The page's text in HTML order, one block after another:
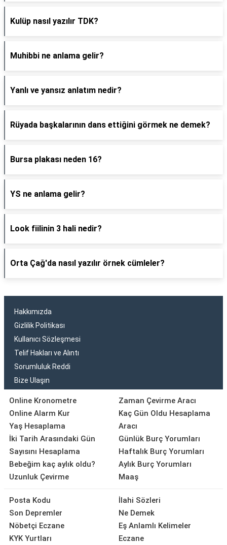
Kulüp nasıl yazılır TDK?
Muhibbi ne anlama gelir?
Yanlı ve yansız anlatım nedir?
Rüyada başkalarının dans ettiğini görmek ne demek?
Bursa plakası neden 16?
YS ne anlama gelir?
Look fiilinin 3 hali nedir?
Orta Çağ'da nasıl yazılır örnek cümleler?
Hakkımızda
Gizlilik Politikası
Kullanıcı Sözleşmesi
Telif Hakları ve Alıntı
Sorumluluk Reddi
Bize Ulaşın
Online Kronometre
Online Alarm Kur
Yaş Hesaplama
İki Tarih Arasındaki Gün
Sayısını Hesaplama
Bebeğim kaç aylık oldu?
Uzunluk Çevirme
Zaman Çevirme Aracı
Kaç Gün Oldu Hesaplama
Aracı
Günlük Burç Yorumları
Haftalık Burç Yorumları
Aylık Burç Yorumları
Maaş
Posta Kodu
Son Depremler
Nöbetçi Eczane
KYK Yurtları
İlahi Sözleri
Ne Demek
Eş Anlamlı Kelimeler
Eczane